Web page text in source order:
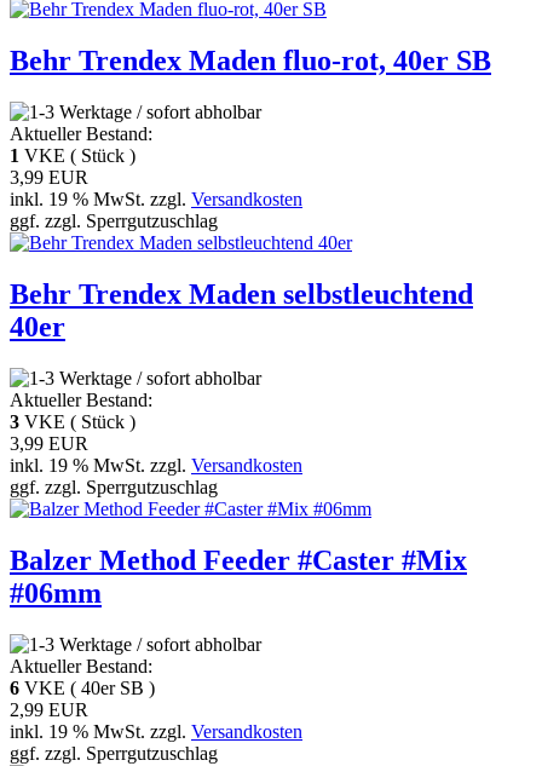
Behr Trendex Maden fluo-rot, 40er SB
Aktueller Bestand:
1 VKE ( Stück )
3,99 EUR
inkl. 19 % MwSt. zzgl. Versandkosten
ggf. zzgl. Sperrgutzuschlag
Behr Trendex Maden selbstleuchtend
40er
Aktueller Bestand:
3 VKE ( Stück )
3,99 EUR
inkl. 19 % MwSt. zzgl. Versandkosten
ggf. zzgl. Sperrgutzuschlag
Balzer Method Feeder #Caster #Mix
#06mm
Aktueller Bestand:
6 VKE ( 40er SB )
2,99 EUR
inkl. 19 % MwSt. zzgl. Versandkosten
ggf. zzgl. Sperrgutzuschlag